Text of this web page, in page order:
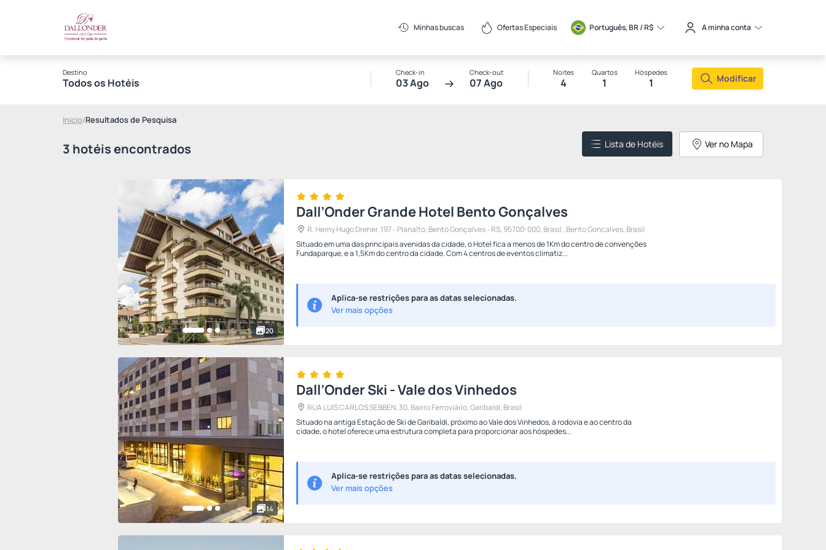
Minhas buscas Ofertas Especiais Português, BR / R$ A minha conta
Destino
Todos os Hotéis
Check-in
03 Ago
Check-out
07 Ago
Noites
4
Quartos
1
Hóspedes
1 Modificar
Início/Resultados de Pesquisa
3 hotéis encontrados Lista de Hotéis Ver no Mapa
20
Dall’Onder Grande Hotel Bento Gonçalves
R. Herny Hugo Dreher, 197 - Planalto, Bento Gonçalves - RS, 95700-000, Brasil , Bento Goncalves, Brasil
Situado em uma das principais avenidas da cidade, o Hotel fica a menos de 1Km do centro de convenções
Fundaparque, e a 1,5Km do centro da cidade. Com 4 centros de eventos climatiz...
Aplica-se restrições para as datas selecionadas.
Ver mais opções
14
Dall’Onder Ski - Vale dos Vinhedos
RUA LUIS CARLOS SEBBEN, 30. Bairro Ferroviário, Garibaldi, Brasil
Situado na antiga Estação de Ski de Garibaldi, próximo ao Vale dos Vinhedos, à rodovia e ao centro da
cidade, o hotel oferece uma estrutura completa para proporcionar aos hóspedes...
Aplica-se restrições para as datas selecionadas.
Ver mais opções